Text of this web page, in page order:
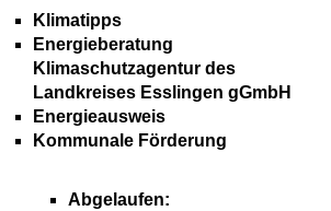
Klimatipps
Energieberatung
Klimaschutzagentur des
Landkreises Esslingen gGmbH
Energieausweis
Kommunale Förderung
Abgelaufen: